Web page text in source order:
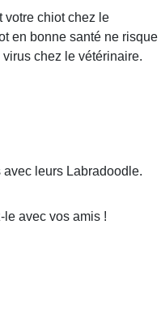
votre chiot chez le
en bonne santé ne risque
chez le vétérinaire.
avec leurs Labradoodle.
le avec vos amis !